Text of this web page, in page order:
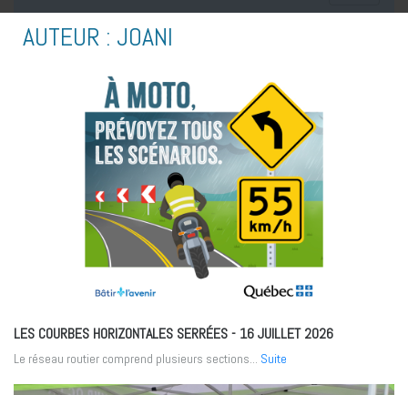
AUTEUR : JOANI
LES COURBES HORIZONTALES SERRÉES- 16 JUILLET 2026
Le réseau routier comprend plusieurs sections... Suite